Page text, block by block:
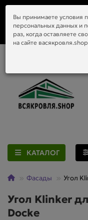
приобретённый у нас
КАТАЛОГ
Фасады Угол
Угол Klinker
Docke
Вы принимаете условия
персональных данных и
раз, когда оставляете
на сайте васякровля.shop